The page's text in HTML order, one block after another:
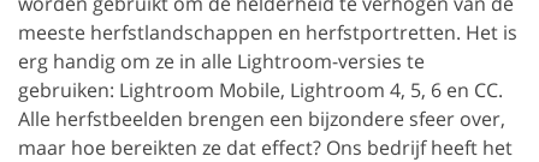
meeste herfstlandschappen en herfstportretten. Het is
erg handig om ze in alle Lightroom-versies te
gebruiken: Lightroom Mobile, Lightroom 4, 5, 6 en CC.
Alle herfstbeelden brengen een bijzondere sfeer over,
maar hoe bereikten ze dat effect? Ons bedrijf heeft het